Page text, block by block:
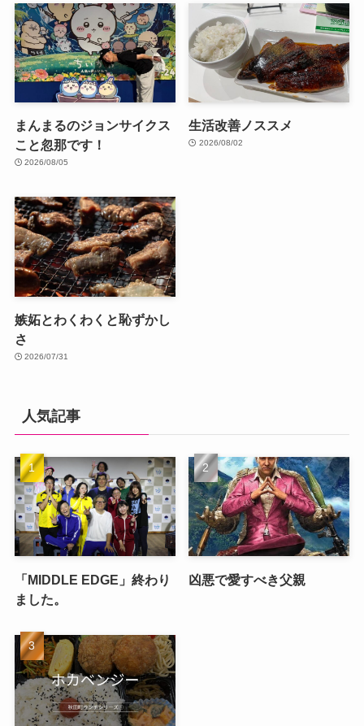
まんまるのジョンサイクス
こと忽那です！
2026/08/05
生活改善ノススメ
2026/08/02
嫉妬とわくわくと恥ずかし
さ
2026/07/31
人気記事
「MIDDLE EDGE」終わり
ました。
凶悪で愛すべき父親